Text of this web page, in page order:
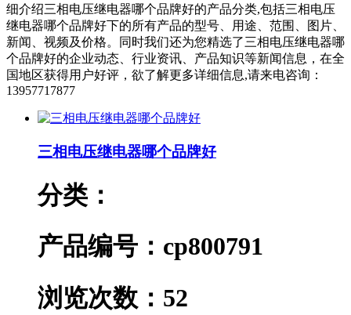
细介绍三相电压继电器哪个品牌好的产品分类,包括三相电压
继电器哪个品牌好下的所有产品的型号、用途、范围、图片、
新闻、视频及价格。同时我们还为您精选了三相电压继电器哪
个品牌好的企业动态、行业资讯、产品知识等新闻信息，在全
国地区获得用户好评，欲了解更多详细信息,请来电咨询：
13957717877
三相电压继电器哪个品牌好
分类：
产品编号：cp800791
浏览次数：52